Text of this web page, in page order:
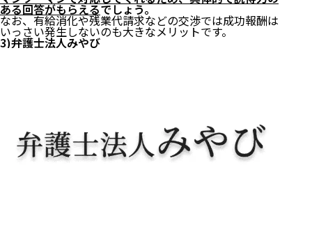
ある回答がもらえるでしょう。
なお、有給消化や残業代請求などの交渉では成功報酬は
いっさい発生しないのも大きなメリットです。
3)弁護士法人みやび